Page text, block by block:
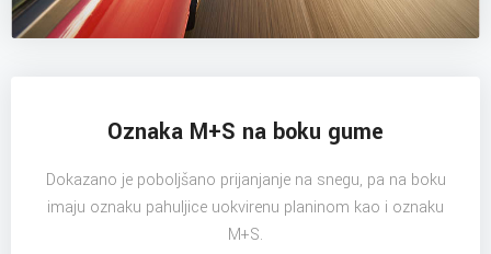
Oznaka M+S na boku gume
Dokazano je poboljšano prijanjanje na snegu, pa na boku
imaju oznaku pahuljice uokvirenu planinom kao i oznaku
M+S.